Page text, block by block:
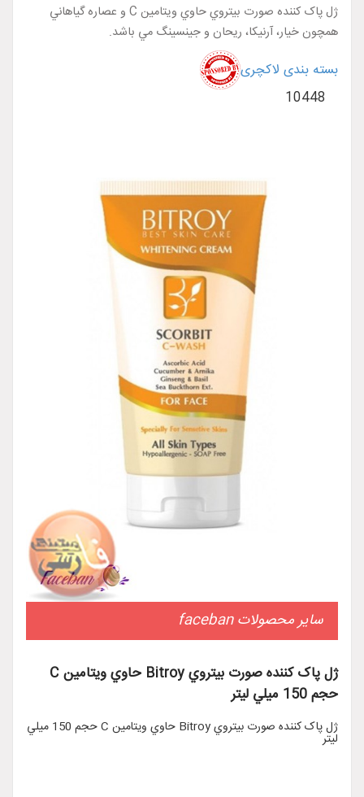
ژل پاک کننده صورت بيتروي حاوي ويتامين C و عصاره گياهاني
همچون خيار، آرنيکا، ريحان و جينسينگ مي باشد.
بسته بندی لاکچری
10448
سایر محصولات faceban
ژل پاک کننده صورت بيتروي Bitroy حاوي ويتامين C
حجم 150 ميلي ليتر
ژل پاک کننده صورت بيتروي Bitroy حاوي ويتامين C حجم 150 ميلي
ليتر